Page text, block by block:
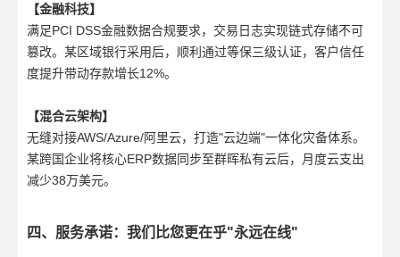
【金融科技】
满足PCI DSS金融数据合规要求，交易日志实现链式存储不可
篡改。某区域银行采用后，顺利通过等保三级认证，客户信任
度提升带动存款增长12%。
【混合云架构】
无缝对接AWS/Azure/阿里云，打造"云边端"一体化灾备体系。
某跨国企业将核心ERP数据同步至群晖私有云后，月度云支出
减少38万美元。
四、服务承诺：我们比您更在乎"永远在线"